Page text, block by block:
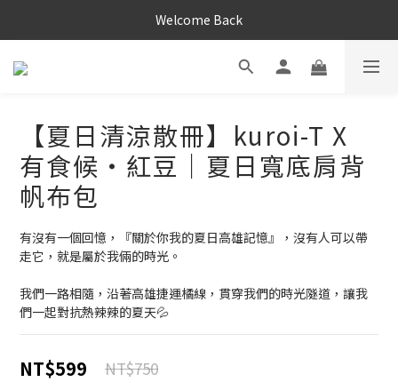
Welcome Back
【夏日清涼散冊】kuroi-T X
有食候・紅豆｜夏日寬底肩背
帆布包
有沒有一個回憶，『關於你我的夏日高雄記憶』，沒有人可以帶
走它，就是屬於我倆的時光。
我們一路相隨，沿著高雄捷運橘線，貫穿我們的時光隧道，讓我
們一起對抗熱辣辣的夏天💦
NT$599 NT$750